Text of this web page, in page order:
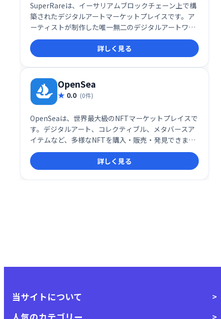
SuperRareは、イーサリアムブロックチェーン上で構
築されたデジタルアートマーケットプレイスです。ア
ーティストが制作した唯一無二のデジタルアートワー
クは、NFTとしてトークン化され、コレクターは購
入・所有できます。希少価値の高いデジタルアート作
品を探したり、自身の作品を発表する場として最適で
す。
詳しく見る
OpenSea
0.0 (0件)
OpenSeaは、世界最大級のNFTマーケットプレイスで
す。デジタルアート、コレクティブル、メタバースア
イテムなど、多様なNFTを購入・販売・発見できま
す。独自のデジタルアイテムを手に入れ、新たなデジ
タル資産の世界を体験しましょう。
詳しく見る
当サイトについて